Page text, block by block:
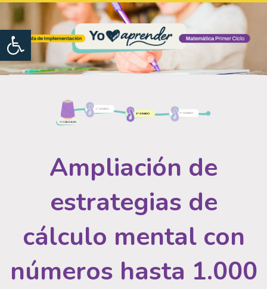
Open toolbar
CÁLCULOS
1º GRADO
2º GRADO
3º GRADO
Ampliación de
estrategias de
cálculo mental con
números hasta 1.000